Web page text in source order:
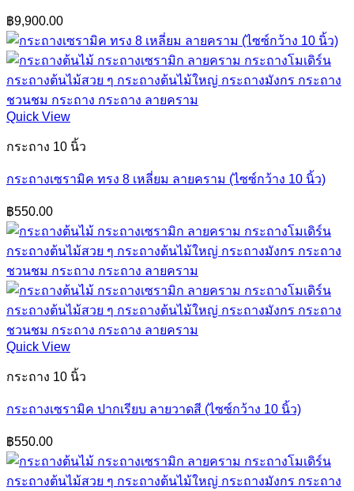
฿9,900.00
Quick View
กระถาง 10 นิ้ว
กระถางเซรามิค ทรง 8 เหลี่ยม ลายคราม (ไซซ์กว้าง 10 นิ้ว)
฿550.00
Quick View
กระถาง 10 นิ้ว
กระถางเซรามิค ปากเรียบ ลายวาดสี (ไซซ์กว้าง 10 นิ้ว)
฿550.00